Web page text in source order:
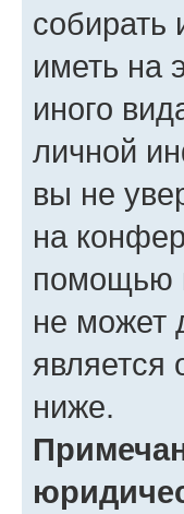
иметь на
иного
личной
вы не
на
помощью
не может
является
ниже.